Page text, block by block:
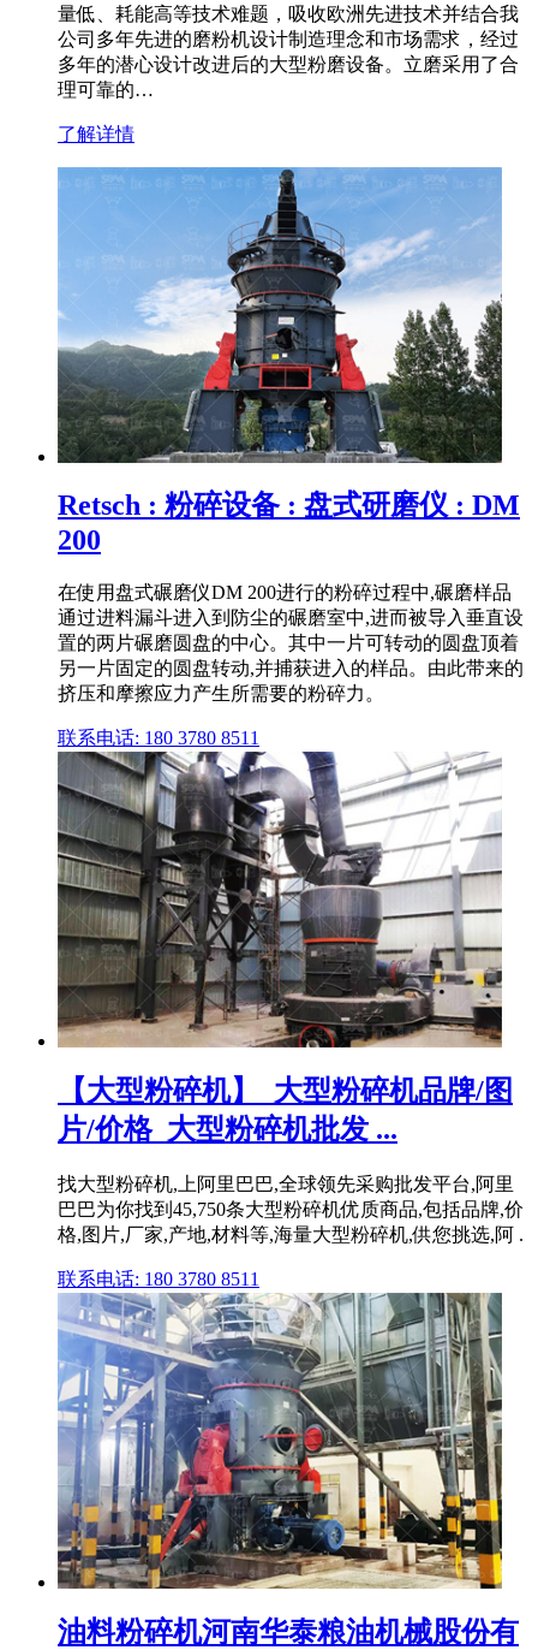
量低、耗能高等技术难题，吸收欧洲先进技术并结合我
公司多年先进的磨粉机设计制造理念和市场需求，经过
多年的潜心设计改进后的大型粉磨设备。立磨采用了合
理可靠的…
了解详情
Retsch : 粉碎设备 : 盘式研磨仪 : DM
200
在使用盘式碾磨仪DM 200进行的粉碎过程中,碾磨样品
通过进料漏斗进入到防尘的碾磨室中,进而被导入垂直设
置的两片碾磨圆盘的中心。其中一片可转动的圆盘顶着
另一片固定的圆盘转动,并捕获进入的样品。由此带来的
挤压和摩擦应力产生所需要的粉碎力。
联系电话: 180 3780 8511
【大型粉碎机】_大型粉碎机品牌/图
片/价格_大型粉碎机批发 ...
找大型粉碎机,上阿里巴巴,全球领先采购批发平台,阿里
巴巴为你找到45,750条大型粉碎机优质商品,包括品牌,价
格,图片,厂家,产地,材料等,海量大型粉碎机,供您挑选,阿 .
联系电话: 180 3780 8511
油料粉碎机河南华泰粮油机械股份有